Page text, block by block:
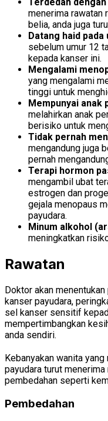
menerima rawatan
belia, anda juga
Datang haid pada
sebelum umur 12
kepada kanser ini.
Mengalami
yang mengalami
tinggi untuk
Mempunyai anak
melahirkan anak
berisiko untuk
Tidak pernah
mengandung juga
pernah
Terapi hormon
mengambil ubat
estrogen dan
gejala menopaus
payudara.
Minum alkohol
meningkatkan
Rawatan
Doktor akan
kanser payudara,
sel kanser sensitif
mempertimbangkan
anda sendiri.
Kebanyakan wanita
payudara turut
pembedahan seperti
Pembedahan